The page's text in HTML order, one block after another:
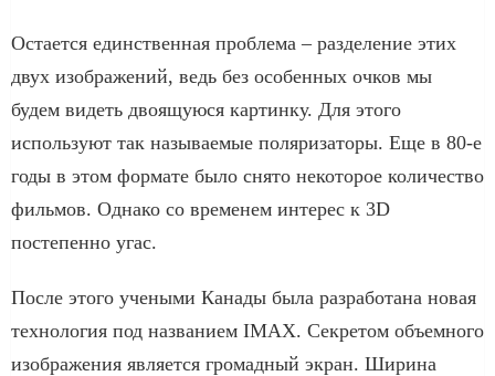
Остается единственная проблема – разделение этих
двух изображений, ведь без особенных очков мы
будем видеть двоящуюся картинку. Для этого
используют так называемые поляризаторы. Еще в 80-е
годы в этом формате было снято некоторое количество
фильмов. Однако со временем интерес к 3D
постепенно угас.
После этого учеными Канады была разработана новая
технология под названием IMAX. Секретом объемного
изображения является громадный экран. Ширина